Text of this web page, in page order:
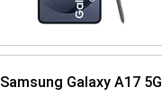
Samsung Galaxy A17 5G